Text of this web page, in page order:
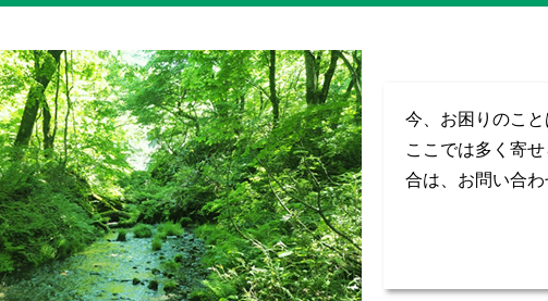
今、お困りのこ
ここでは多く寄
合は、お問い合